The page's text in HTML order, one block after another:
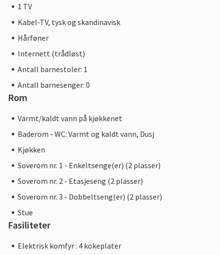
1 TV
Kabel-TV, tysk og skandinavisk
Hårføner
Internett (trådløst)
Antall barnestoler: 1
Antall barnesenger: 0
Rom
Varmt/kaldt vann på kjøkkenet
Baderom - WC: Varmt og kaldt vann, Dusj
Kjøkken
Soverom nr. 1 - Enkeltsenge(er) (2 plasser)
Soverom nr. 2 - Etasjeseng (2 plasser)
Soverom nr. 3 - Dobbeltseng(er) (2 plasser)
Stue
Fasiliteter
Elektrisk komfyr : 4 kokeplater